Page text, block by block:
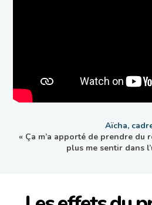
Aïcha,
« Ça m’a apporté de prendre du
plus me sentir dans